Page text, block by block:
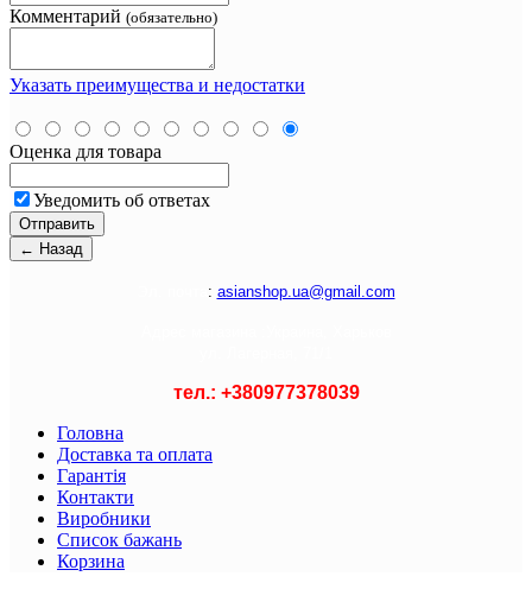
Комментарий (обязательно)
Указать преимущества и недостатки
Оценка для товара
Уведомить об ответах
: asianshop.ua@gmail.com
тел.: +380977378039
Головна
Доставка та оплата
Гарантія
Контакти
Виробники
Список бажань
Корзина